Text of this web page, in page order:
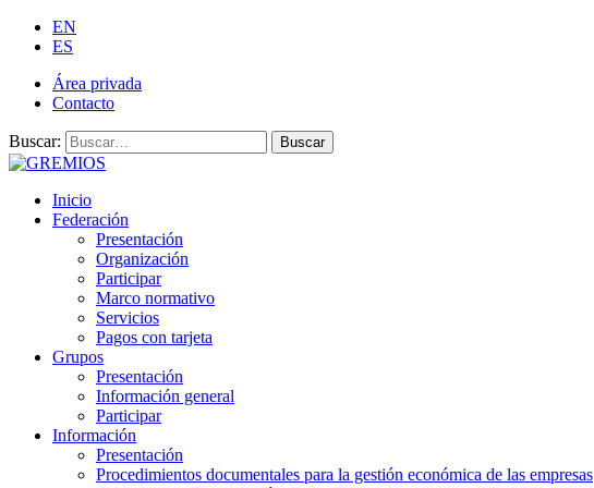
EN
ES
Área privada
Contacto
Buscar: Buscar
Inicio
Federación
Presentación
Organización
Participar
Marco normativo
Servicios
Pagos con tarjeta
Grupos
Presentación
Información general
Participar
Información
Presentación
Procedimientos documentales para la gestión económica de las empresas